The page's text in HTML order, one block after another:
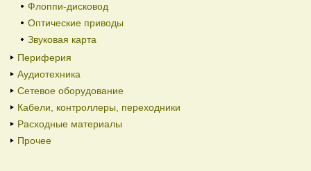
Флоппи-дисковод
Оптические приводы
Звуковая карта
Периферия
Аудиотехника
Сетевое оборудование
Кабели, контроллеры, переходники
Расходные материалы
Прочее